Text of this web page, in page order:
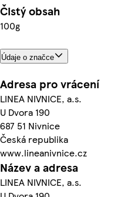
Čistý obsah
100g
Údaje o značce
Adresa pro vrácení
LINEA NIVNICE, a.s.
U Dvora 190
687 51 Nivnice
Česká republika
www.lineanivnice.cz
Název a adresa
LINEA NIVNICE, a.s.